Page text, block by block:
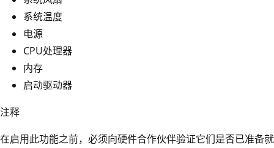
系统温度
电源
CPU处理器
内存
启动驱动器
注释
在启用此功能之前，必须向硬件合作伙伴验证它们是否已准备就